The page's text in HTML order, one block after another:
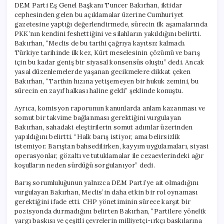
DEM Parti Eş Genel Başkanı Tuncer Bakırhan, iktidar
cephesinden gelen bu açıklamalar üzerine Cumhuriyet
gazetesine yaptığı değerlendirmede, sürecin ilk aşamalarında
PKK’nın kendini feshettiğini ve silahların yakıldığını belirtti.
Bakırhan, “Meclis de bu tarihi çağrıya kayıtsız kalmadı.
Türkiye tarihinde ilk kez, Kürt meselesinin çözümü ve barış
için bu kadar geniş bir siyasal konsensüs oluştu” dedi. Ancak
yasal düzenlemelerde yaşanan gecikmelere dikkat çeken
Bakırhan, “Tarihin hızına yetişemeyen bir hukuk zemini, bu
sürecin en zayıf halkası haline geldi” şeklinde konuştu.
Ayrıca, komisyon raporunun kanunlarda anlam kazanması ve
somut bir takvime bağlanması gerektiğini vurgulayan
Bakırhan, sahadaki eleştirilerin somut adımlar üzerinden
yapıldığını belirtti. “Halk barış istiyor, ama belirsizlik
istemiyor. Barıştan bahsedilirken, kayyım uygulamaları, siyasi
operasyonlar, gözaltı ve tutuklamalar ile cezaevlerindeki ağır
koşulların neden sürdüğü sorgulanıyor” dedi.
Barış sorumluluğunun yalnızca DEM Parti’ye ait olmadığını
vurgulayan Bakırhan, Meclis’in daha etkin bir rol oynaması
gerektiğini ifade etti. CHP yönetiminin sürece karşıt bir
pozisyonda durmadığını belirten Bakırhan, “Partilere yönelik
yargı baskısı ve çeşitli çevrelerin milliyetçi-ırkçı baskılarına